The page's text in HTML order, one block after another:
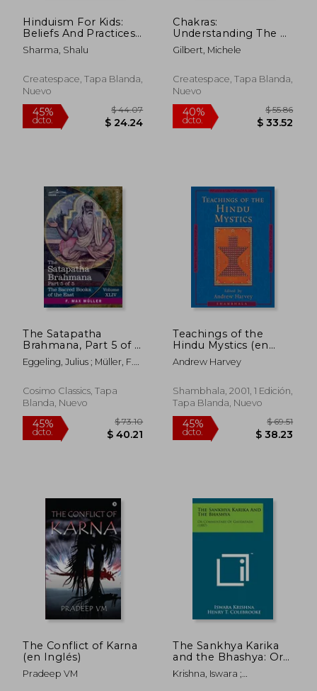
40%
dcto. $ 37.07 dcto. $
Hinduism For Kids:
Beliefs And Practices
(en Inglés)
Sharma, Shalu
Createspace, Tapa Blanda,
Nuevo
45% $ 44.07
Chakras:
Understanding The 7
Main Chakras For
Beginners: The
Chakra Mindfulness,
Balance and Healing
Gilbert, Michele
Createspace, Tapa Blanda,
Nuevo
40%
The Satapatha
Brahmana, Part 5 of 5:
According to the Text
of the Madhyandina
(en Inglés)
Eggeling, Julius ; Müller, F.
Cosimo Classics, Tapa
Blanda, Nuevo
Teachings of the
Hindu Mystics (en
Inglés)
Andrew Harvey
Shambhala, 2001, 1 Edición,
Tapa Blanda, Nuevo
The Conflict of Karna
(en Inglés)
Pradeep VM
The Sankhya Karika
and the Bhashya: Or
Commentary of
Gaudapada (1887) (en
Krishna, Iswara ;